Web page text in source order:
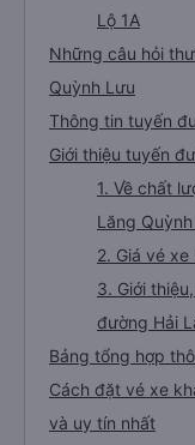
Lộ 1A
Những câu hỏi
Quỳnh Lưu
Thông tin tuyến
Giới thiệu tuyến
1. Về chất
Lăng
2. Giá vé
3. Giới
đường Hải
Bảng tổng hợp
Cách đặt vé xe
và uy tín nhất